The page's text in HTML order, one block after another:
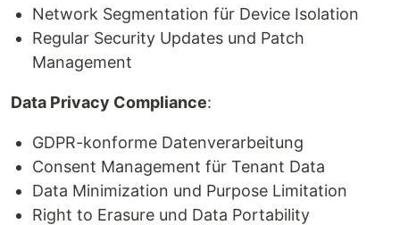
Network Segmentation für Device Isolation
Regular Security Updates und Patch
Management
Data Privacy Compliance:
GDPR-konforme Datenverarbeitung
Consent Management für Tenant Data
Data Minimization und Purpose Limitation
Right to Erasure und Data Portability